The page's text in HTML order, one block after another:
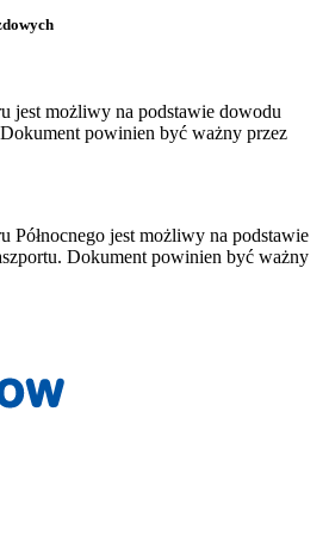
jest możliwy na podstawie dowodu
powinien być ważny przez
Północnego jest możliwy na podstawie
Dokument powinien być ważny